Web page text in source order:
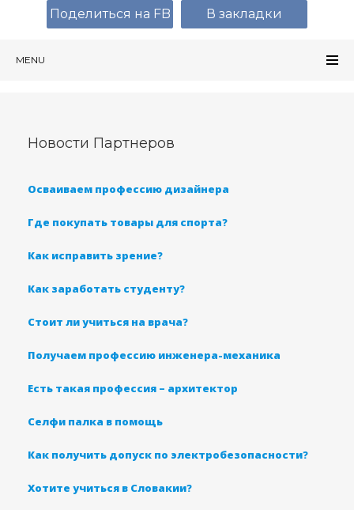
MENU
Новости Партнеров
Осваиваем профессию дизайнера
Где покупать товары для спорта?
Как исправить зрение?
Как заработать студенту?
Стоит ли учиться на врача?
Получаем профессию инженера-механика
Есть такая профессия – архитектор
Селфи палка в помощь
Как получить допуск по электробезопасности?
Хотите учиться в Словакии?
Поделиться на FB В закладки